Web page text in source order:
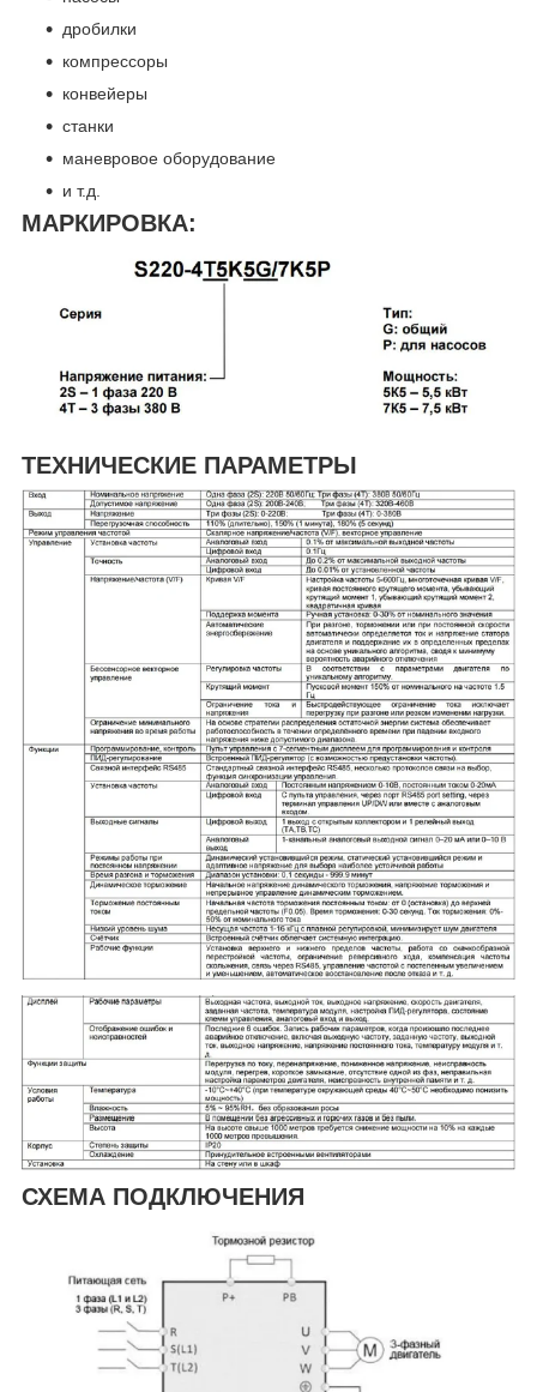
дробилки
компрессоры
конвейеры
станки
маневровое оборудование
и т.д.
МАРКИРОВКА:
ТЕХНИЧЕСКИЕ ПАРАМЕТРЫ
СХЕМА ПОДКЛЮЧЕНИЯ